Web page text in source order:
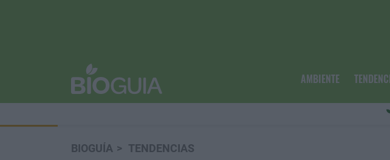
AMBIENTE
BIOGUÍA TENDENCIAS